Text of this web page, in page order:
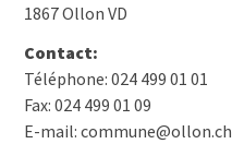
1867 Ollon VD
Contact:
Téléphone: 024 499 01 01
Fax: 024 499 01 09
E-mail: commune@ollon.ch